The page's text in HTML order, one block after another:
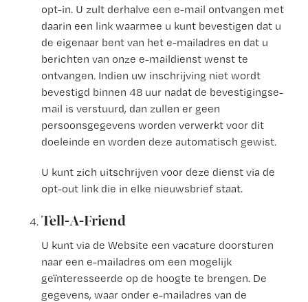
opt-in. U zult derhalve een e-mail ontvangen met
daarin een link waarmee u kunt bevestigen dat u
de eigenaar bent van het e-mailadres en dat u
berichten van onze e-maildienst wenst te
ontvangen. Indien uw inschrijving niet wordt
bevestigd binnen 48 uur nadat de bevestigingse-
mail is verstuurd, dan zullen er geen
persoonsgegevens worden verwerkt voor dit
doeleinde en worden deze automatisch gewist.
U kunt zich uitschrijven voor deze dienst via de
opt-out link die in elke nieuwsbrief staat.
Tell-A-Friend
U kunt via de Website een vacature doorsturen
naar een e-mailadres om een mogelijk
geïnteresseerde op de hoogte te brengen. De
gegevens, waar onder e-mailadres van de